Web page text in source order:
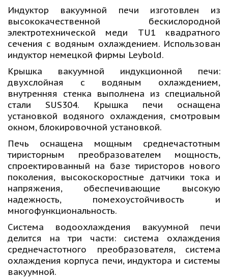
Индуктор вакуумной печи изготовлен из
высококачественной бескислородной
электротехнической меди TU1 квадратного
сечения с водяным охлаждением. Использован
индуктор немецкой фирмы Leybold.
Крышка вакуумной индукционной печи:
двухслойная с водяным охлаждением,
внутренняя стенка выполнена из специальной
стали SUS304. Крышка печи оснащена
установкой водяного охлаждения, смотровым
окном, блокировочной установкой.
Печь оснащена мощным среднечастотным
тиристорным преобразователем мощность,
спроектированный на базе тиристоров нового
поколения, высокоскоростные датчики тока и
напряжения, обеспечивающие высокую
надежность, помехоустойчивость и
многофункциональность.
Система водоохлаждения вакуумной печи
делится на три части: система охлаждения
среднечастотного преобразователя, система
охлаждения корпуса печи, индуктора и системы
вакуумной.